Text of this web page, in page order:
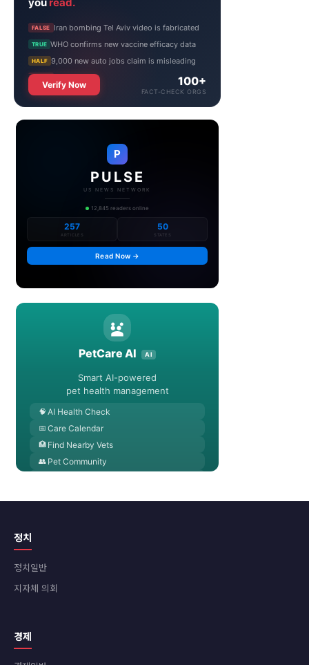
정치
정치일반
지자체 의회
경제